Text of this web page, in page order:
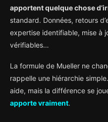
apportent quelque chose
standard. Données, retours
expertise identifiable, mise à
vérifiables…
La formule de Mueller ne
rappelle une hiérarchie
aide, mais la différence se
apporte vraiment.